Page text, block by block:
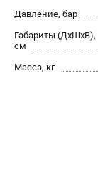
Давление, бар
Габариты (ДхШхВ),
см
Масса, кг